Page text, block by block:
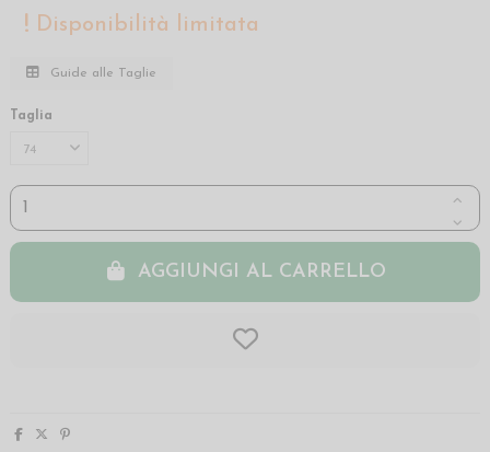
Disponibilità limitata
Guide alle Taglie
Taglia
AGGIUNGI AL CARRELLO